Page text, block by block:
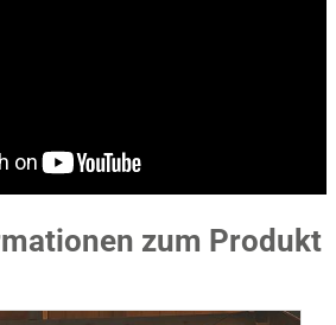
zum Produkt